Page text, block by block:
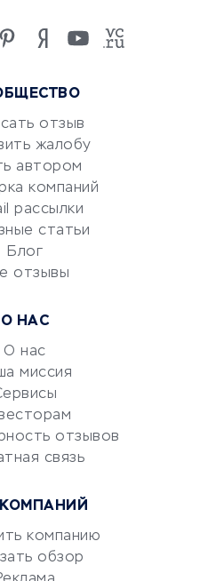
отзыв
жалобу
автором
компаний
рассылки
статьи
Блог
отзывы
О НАС
О нас
миссия
отзывов
связь
компанию
обзор